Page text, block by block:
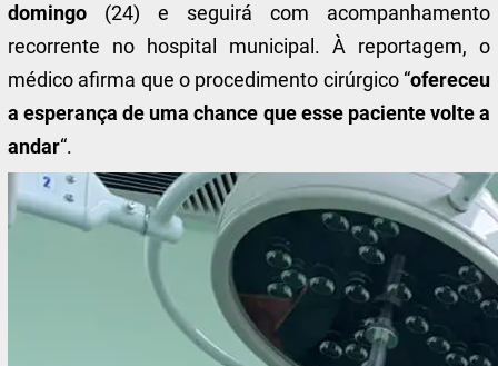
domingo (24) e seguirá com acompanhamento
recorrente no hospital municipal. À reportagem, o
médico afirma que o procedimento cirúrgico “ofereceu
a esperança de uma chance que esse paciente volte a
andar“.